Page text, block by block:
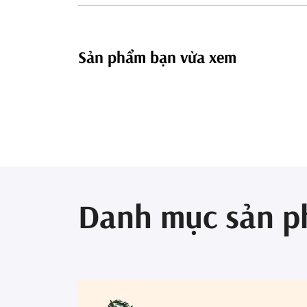
Sản phẩm bạn vừa xem
Danh mục sản